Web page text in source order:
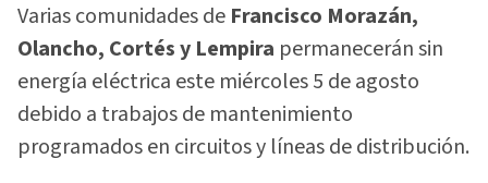
Varias comunidades de Francisco Morazán,
Olancho, Cortés y Lempira permanecerán sin
energía eléctrica este miércoles 5 de agosto
debido a trabajos de mantenimiento
programados en circuitos y líneas de distribución.